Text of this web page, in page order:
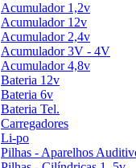
Acumulador 1,2v
Acumulador 12v
Acumulador 2,4v
Acumulador 3V - 4V
Acumulador 4,8v
Bateria 12v
Bateria 6v
Bateria Tel.
Carregadores
Li-po
Pilhas - Aparelhos